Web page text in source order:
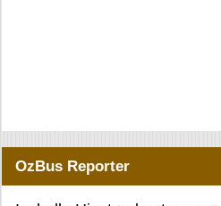
OzBus Reporter